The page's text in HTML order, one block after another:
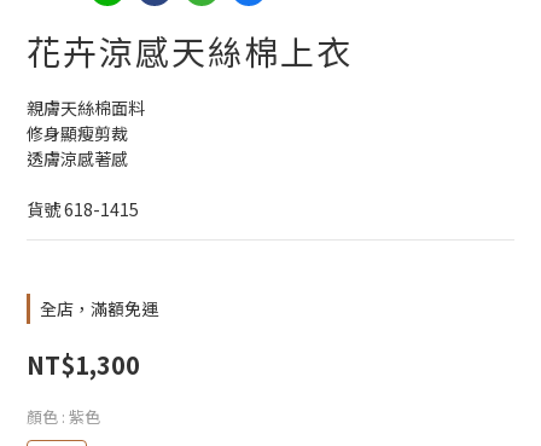
花卉涼感天絲棉上衣
親膚天絲棉面料
修身顯瘦剪裁
透膚涼感著感
貨號 618-1415
全店，滿額免運
NT$1,300
顏色 : 紫色